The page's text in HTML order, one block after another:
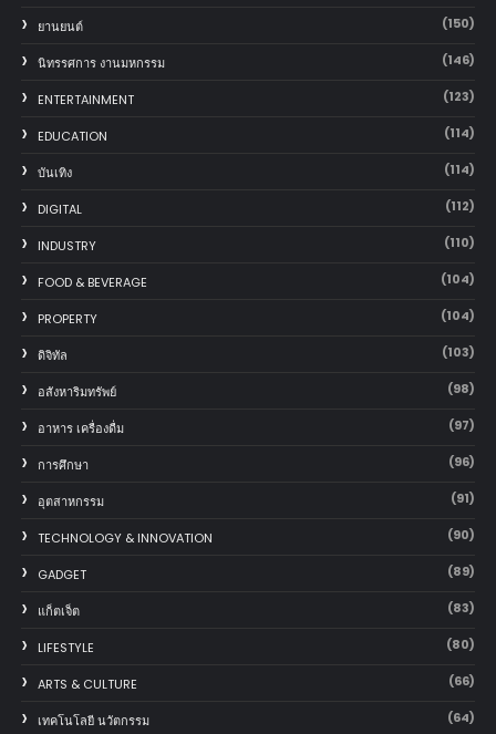
‎ยานยนต์‎ (150)
นิทรรศการ งานมหกรรม (146)
ENTERTAINMENT (123)
EDUCATION (114)
บันเทิง (114)
DIGITAL (112)
INDUSTRY (110)
FOOD & BEVERAGE (104)
PROPERTY (104)
ดิจิทัล (103)
อสังหาริมทรัพย์ (98)
อาหาร เครื่องดื่ม (97)
การศึกษา (96)
อุตสาหกรรม (91)
TECHNOLOGY & INNOVATION (90)
GADGET (89)
แก็ตเจ็ต (83)
LIFESTYLE (80)
ARTS & CULTURE (66)
เทคโนโลยี นวัตกรรม (64)